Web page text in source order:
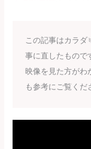
この記事はカラ
事に直したもので
映像を見た方がわ
も参考にご覧くだ